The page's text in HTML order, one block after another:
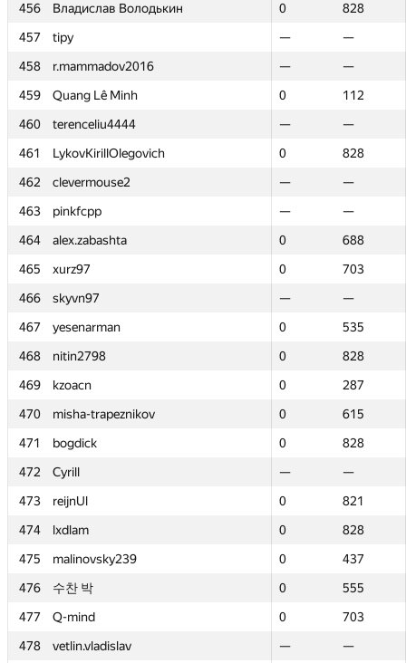
456
Владислав Володькин 0
828
457
tipy —
—
458
r.mammadov2016 —
—
459
Quang Lê Minh 0
112
460
terenceliu4444 —
—
461
LykovKirillOlegovich 0
828
462
clevermouse2 —
—
463
pinkfcpp —
—
464
alex.zabashta 0
688
465
xurz97 0
703
466
skyvn97 —
—
467
yesenarman 0
535
468
nitin2798 0
828
469
kzoacn 0
287
470
misha-trapeznikov 0
615
471
bogdick 0
828
472
Cyrill —
—
473
reijnUl 0
821
474
lxdlam 0
828
475
malinovsky239 0
437
476
수찬 박 0
555
477
Q-mind 0
703
478
vetlin.vladislav —
—
456
Владислав Володькин 0
828
457
tipy —
—
458
r.mammadov2016 —
—
459
Quang Lê Minh 0
112
460
terenceliu4444 —
—
461
LykovKirillOlegovich 0
828
462
clevermouse2 —
—
463
pinkfcpp —
—
464
alex.zabashta 0
688
465
xurz97 0
703
466
skyvn97 —
—
467
yesenarman 0
535
468
nitin2798 0
828
469
kzoacn 0
287
470
misha-trapeznikov 0
615
471
bogdick 0
828
472
Cyrill —
—
473
reijnUl 0
821
474
lxdlam 0
828
475
malinovsky239 0
437
476
수찬 박 0
555
477
Q-mind 0
703
478
vetlin.vladislav —
—